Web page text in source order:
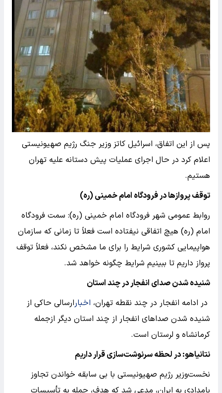
پس از این اتفاق، اسرائیل کاتز وزیر جنگ رژیم صهیونیستی
اعلام کرد در حال اجرای عملیات پیش دستانه علیه تهران
هستیم.
توقف پروازها در فرودگاه امام خمینی (ره)
روابط عمومی شهر فرودگاه امام خمینی (ره): سمت فرودگاه
امام (ره) هیچ اتفاقی نیفتاده است فعلاً تا زمانی که سازمان
هواپیمایی کشوری شرایط را برای ما مشخص نکند، فعلاً توقف
پرواز داریم تا ببینیم شرایط چگونه خواهد شد.
شنیده شدن صدای انفجار در چند استان
در ادامه انفجار در چند نقطه تهران، اخبارارسالی حاکی از
شنیده شدن صداهای انفجار از چند استان دیگر ازجمله
کرمانشاه و لرستان است.
نتانیاهو: در لحظه سرنوشت‌سازی قرار داریم
نخست‌وزیر رژیم صهیونیستی با بی سابقه خواندن تجاوز
بامدادی به ایران، مدعی شد که هدف، حمله به تأسیسات